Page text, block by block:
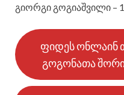
გიორგი გოგიაშვილი –
ფიდეს ონლაინ
გოგონათა